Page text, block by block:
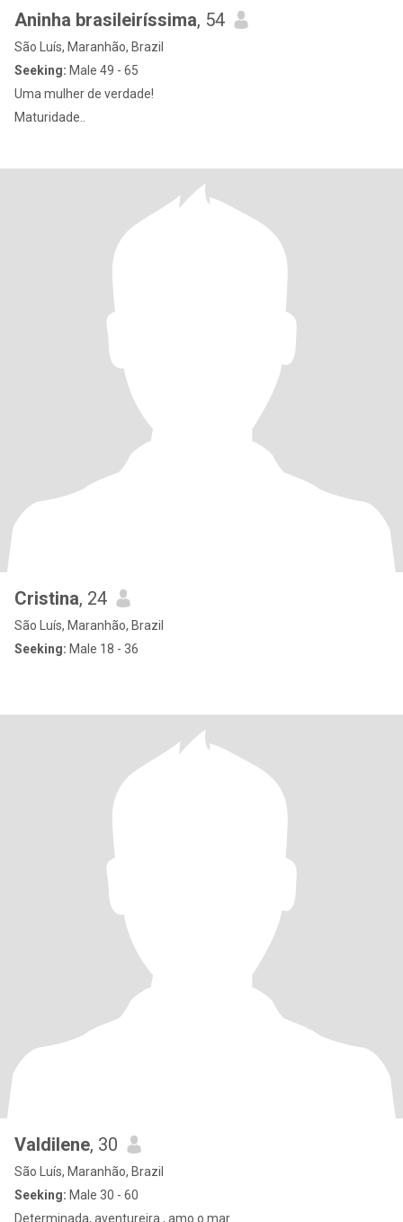
Aninha brasileiríssima, 54
São Luís, Maranhão, Brazil
Seeking: Male 49 - 65
Uma mulher de verdade!
Maturidade..
Cristina, 24
São Luís, Maranhão, Brazil
Seeking: Male 18 - 36
Valdilene, 30
São Luís, Maranhão, Brazil
Seeking: Male 30 - 60
Determinada, aventureira , amo o mar ..